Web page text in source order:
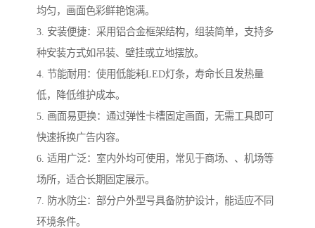
均匀，画面色彩鲜艳饱满。
3. 安装便捷：采用铝合金框架结构，组装简单，支持多
种安装方式如吊装、壁挂或立地摆放。
4. 节能耐用：使用低能耗LED灯条，寿命长且发热量
低，降低维护成本。
5. 画面易更换：通过弹性卡槽固定画面，无需工具即可
快速拆换广告内容。
6. 适用广泛：室内外均可使用，常见于商场、、机场等
场所，适合长期固定展示。
7. 防水防尘：部分户外型号具备防护设计，能适应不同
环境条件。